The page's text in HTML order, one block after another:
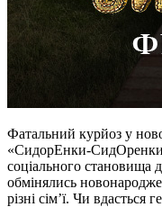
Фатальний курйоз у
«СидорЕнки-
соціального становища
обмінялись
різні сім’ї. Чи вдасться